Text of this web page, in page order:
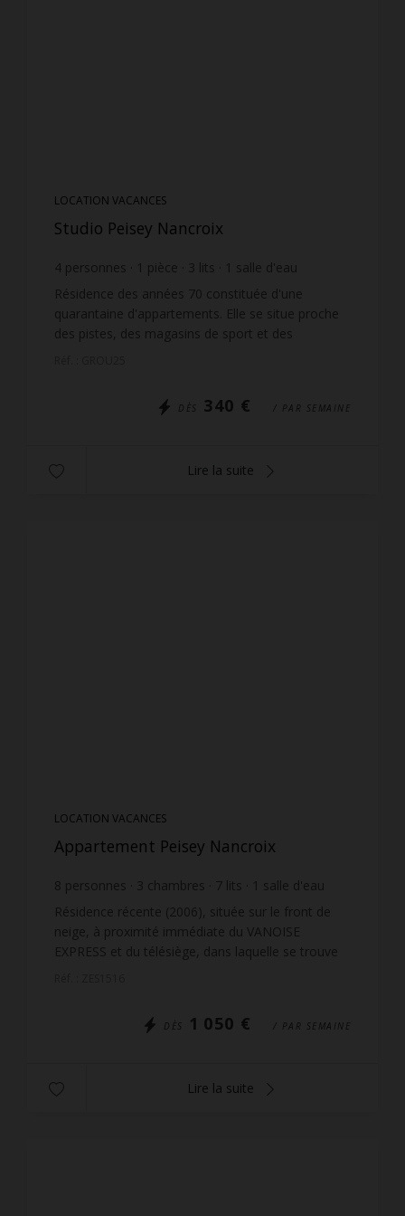
LOCATION VACANCES
Studio Peisey Nancroix
4 personnes 1 pièce 3 lits 1 salle d'eau
Résidence des années 70 constituée d'une
quarantaine d'appartements. Elle se situe proche
des pistes, des magasins de sport et des
DÈS 340 € / PAR SEMAINE
Lire la suite
LOCATION VACANCES
Appartement Peisey Nancroix
8 personnes 3 chambres 7 lits 1 salle d'eau
salle de bain wi-fi
Résidence récente (2006), située sur le front de
neige, à proximité immédiate du VANOISE
EXPRESS et du télésiège, dans laquelle se trouve
DÈS 1 050 € / PAR SEMAINE
Lire la suite